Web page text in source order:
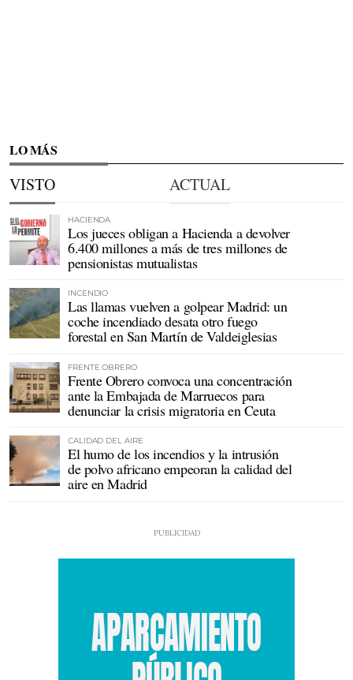
LO MÁS
VISTO ACTUAL
HACIENDA
Los jueces obligan a Hacienda a devolver
6.400 millones a más de tres millones de
pensionistas mutualistas
INCENDIO
Las llamas vuelven a golpear Madrid: un
coche incendiado desata otro fuego
forestal en San Martín de Valdeiglesias
FRENTE OBRERO
Frente Obrero convoca una concentración
ante la Embajada de Marruecos para
denunciar la crisis migratoria en Ceuta
CALIDAD DEL AIRE
El humo de los incendios y la intrusión
de polvo africano empeoran la calidad del
aire en Madrid